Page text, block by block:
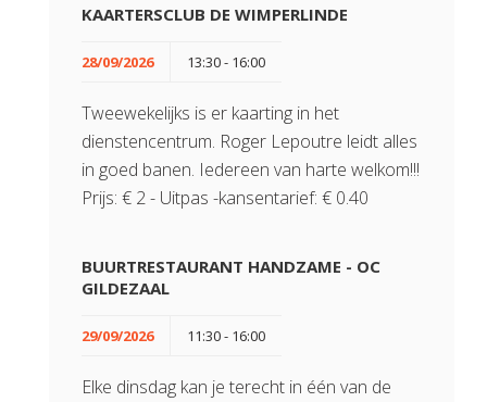
KAARTERSCLUB DE WIMPERLINDE
28/09/2026 13:30 - 16:00
Tweewekelijks is er kaarting in het
dienstencentrum. Roger Lepoutre leidt alles
in goed banen. Iedereen van harte welkom!!!
Prijs: € 2 - Uitpas -kansentarief: € 0.40
BUURTRESTAURANT HANDZAME - OC
GILDEZAAL
29/09/2026 11:30 - 16:00
Elke dinsdag kan je terecht in één van de